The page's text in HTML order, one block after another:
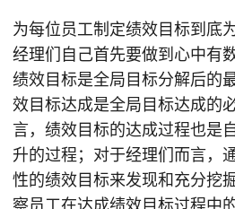
为每位员工制定绩效目标到底
经理们自己首先要做到心中有
绩效目标是全局目标分解后的
效目标达成是全局目标达成的
言，绩效目标的达成过程也是
升的过程；对于经理们而言，
性的绩效目标来发现和充分挖
察员工在达成绩效目标过程中